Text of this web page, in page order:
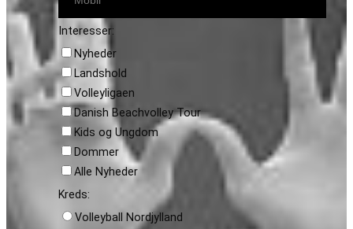
Interesser:
Nyheder
Landshold
Volleyligaen
Danish Beachvolley Tour
Kids og Ungdom
Dommer
Alle Nyheder
Kreds:
Volleyball Nordjylland